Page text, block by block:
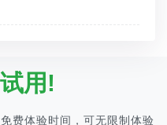
用!
费体验时间，可无限制体验